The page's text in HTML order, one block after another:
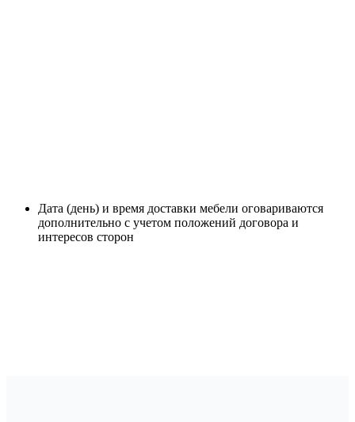
Дата (день) и время доставки мебели оговариваются
дополнительно с учетом положений договора и
интересов сторон